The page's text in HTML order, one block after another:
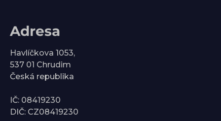
Adresa
Havlíčkova 1053,
537 01 Chrudim
Česká republika
IČ: 08419230
DIČ: CZ08419230